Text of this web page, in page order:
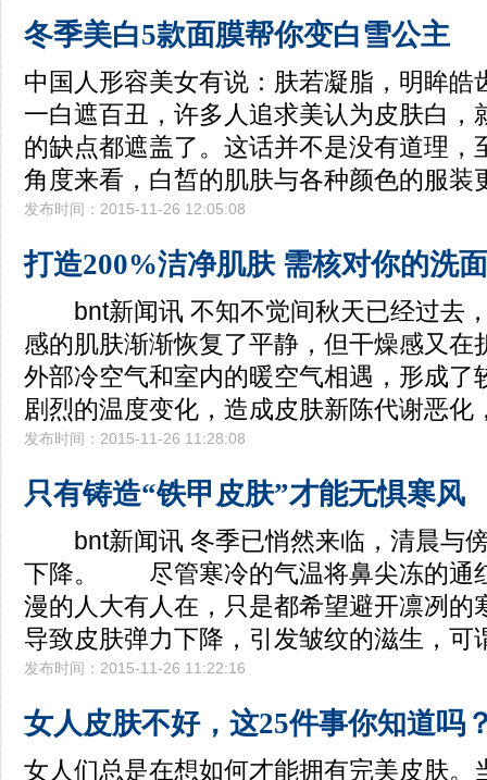
冬季美白5款面膜帮你变白雪公主
中国人形容美女有说：肤若凝脂，明眸皓
一白遮百丑，许多人追求美认为皮肤白，
的缺点都遮盖了。这话并不是没有道理，
角度来看，白皙的肌肤与各种颜色的服装
发布时间：2015-11-26 12:05:08
打造200%洁净肌肤 需核对你的洗
bnt新闻讯 不知不觉间秋天已经过去
感的肌肤渐渐恢复了平静，但干燥感
外部冷空气和室内的暖空气相遇，形成了
剧烈的温度变化，造成皮肤新陈代谢恶化
发布时间：2015-11-26 11:28:08
只有铸造“铁甲皮肤”才能无惧寒风
bnt新闻讯 冬季已悄然来临，清晨与
下降。 尽管寒冷的气温将鼻尖冻的通
漫的人大有人在，只是都希望避开凛
导致皮肤弹力下降，引发皱纹的滋生，可
发布时间：2015-11-26 11:22:16
女人皮肤不好，这25件事你知道吗
女人们总是在想如何才能拥有完美皮肤。